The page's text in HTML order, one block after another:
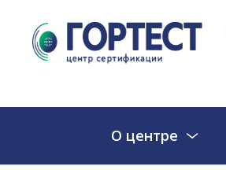
О центре